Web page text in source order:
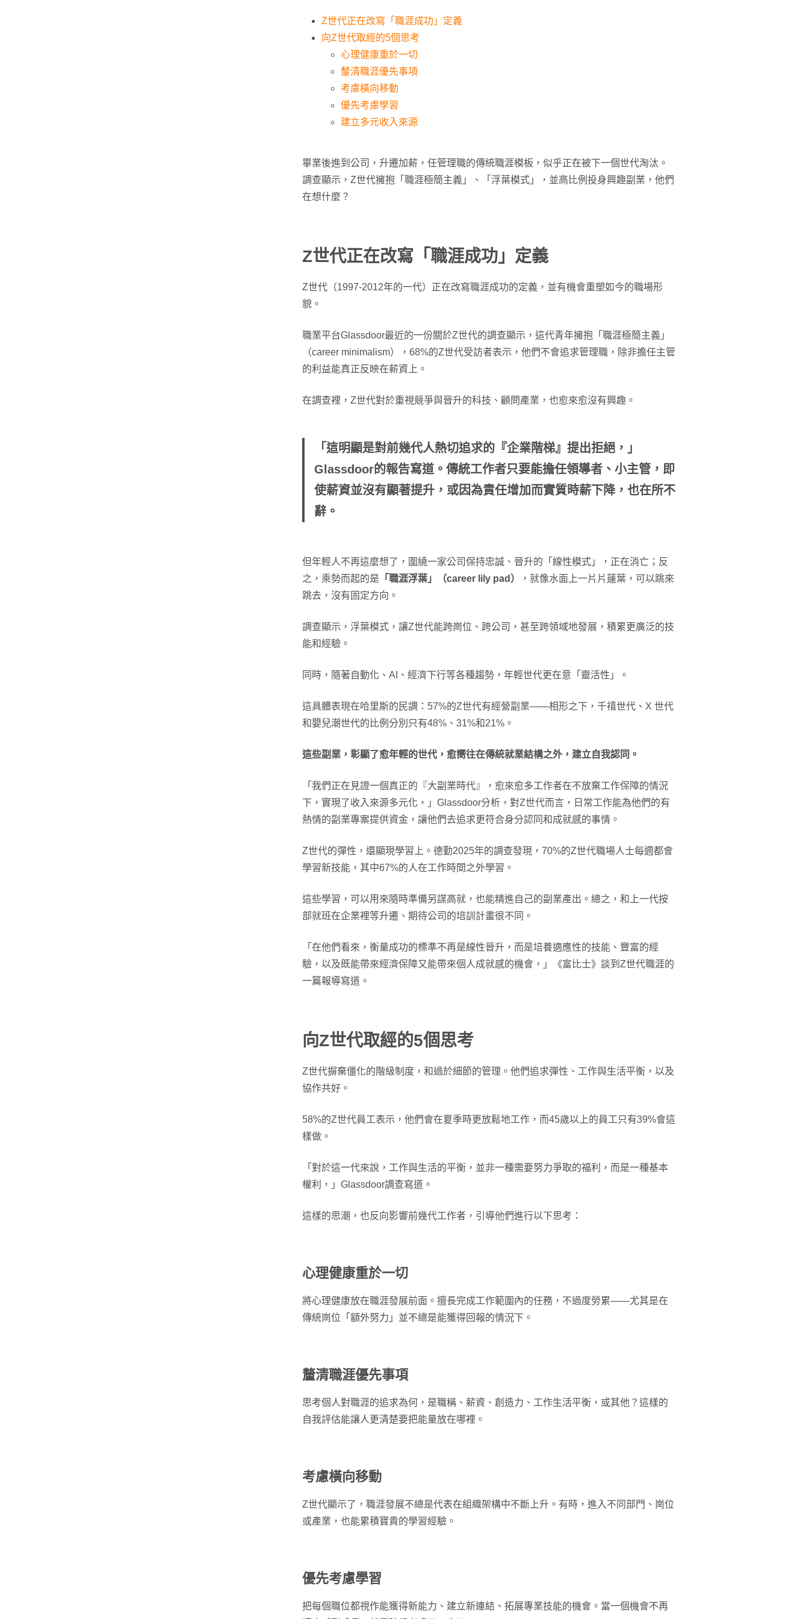
Z世代正在改寫「職涯成功」定義
向Z世代取經的5個思考
心理健康重於一切
釐清職涯優先事項
考慮橫向移動
優先考慮學習
建立多元收入來源
畢業後進到公司，升遷加薪，任管理職的傳統職涯模板，似乎正在被下一個世代淘汰。
調查顯示，Z世代擁抱「職涯極簡主義」、「浮葉模式」，並高比例投身興趣副業，他們
在想什麼？
Z世代正在改寫「職涯成功」定義
Z世代（1997-2012年的一代）正在改寫職涯成功的定義，並有機會重塑如今的職場形
貌。
職業平台Glassdoor最近的一份關於Z世代的調查顯示，這代青年擁抱「職涯極簡主義」
（career minimalism），68%的Z世代受訪者表示，他們不會追求管理職，除非擔任主管
的利益能真正反映在薪資上。
在調查裡，Z世代對於重視競爭與晉升的科技、顧問產業，也愈來愈沒有興趣。
「這明顯是對前幾代人熱切追求的『企業階梯』提出拒絕，」
Glassdoor的報告寫道。傳統工作者只要能擔任領導者、小主管，即
使薪資並沒有顯著提升，或因為責任增加而實質時薪下降，也在所不
辭。
但年輕人不再這麼想了，圍繞一家公司保持忠誠、晉升的「線性模式」，正在消亡；反
之，乘勢而起的是 「職涯浮葉」（career lily pad）
，就像水面上一片片蓮葉，可以跳來
跳去，沒有固定方向。
調查顯示，浮葉模式，讓Z世代能跨崗位、跨公司，甚至跨領域地發展，積累更廣泛的技
能和經驗。
同時，隨著自動化、AI、經濟下行等各種趨勢，年輕世代更在意「靈活性」。
這具體表現在哈里斯的民調：57%的Z世代有經營副業——相形之下，千禧世代、X 世代
和嬰兒潮世代的比例分別只有48%、31%和21%。
這些副業，彰顯了愈年輕的世代，愈嚮往在傳統就業結構之外，建立自我認同。
「我們正在見證一個真正的『大副業時代』，愈來愈多工作者在不放棄工作保障的情況
下，實現了收入來源多元化，」Glassdoor分析，對Z世代而言，日常工作能為他們的有
熱情的副業專案提供資金，讓他們去追求更符合身分認同和成就感的事情。
Z世代的彈性，還顯現學習上。德勤2025年的調查發現，70%的Z世代職場人士每週都會
學習新技能，其中67%的人在工作時間之外學習。
這些學習，可以用來隨時準備另謀高就，也能精進自己的副業產出。總之，和上一代按
部就班在企業裡等升遷、期待公司的培訓計畫很不同。
「在他們看來，衡量成功的標準不再是線性晉升，而是培養適應性的技能、豐富的經
驗，以及既能帶來經濟保障又能帶來個人成就感的機會，」《富比士》談到Z世代職涯的
一篇報導寫道。
向Z世代取經的5個思考
Z世代摒棄僵化的階級制度，和過於細節的管理。他們追求彈性、工作與生活平衡，以及
協作共好。
58%的Z世代員工表示，他們會在夏季時更放鬆地工作，而45歲以上的員工只有39%會這
樣做。
「對於這一代來說，工作與生活的平衡，並非一種需要努力爭取的福利，而是一種基本
權利，」Glassdoor調查寫道。
這樣的思潮，也反向影響前幾代工作者，引導他們進行以下思考：
心理健康重於一切
將心理健康放在職涯發展前面。擅長完成工作範圍內的任務，不過度勞累——尤其是在
傳統崗位「額外努力」並不總是能獲得回報的情況下。
釐清職涯優先事項
思考個人對職涯的追求為何，是職稱、薪資、創造力、工作生活平衡，或其他？這樣的
自我評估能讓人更清楚要把能量放在哪裡。
考慮橫向移動
Z世代顯示了，職涯發展不總是代表在組織架構中不斷上升。有時，進入不同部門、崗位
或產業，也能累積寶貴的學習經驗。
優先考慮學習
把每個職位都視作能獲得新能力、建立新連結、拓展專業技能的機會。當一個機會不再